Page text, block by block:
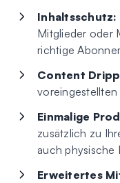
Inhaltsschutz:
Mitglieder oder
richtige
Content
voreingestellten
Einmalige
zusätzlich zu
auch physische
Erweitertes